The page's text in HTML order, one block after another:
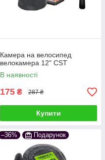
Камера на велосипед
велокамера 12" CST
В наявності
175 ₴ 287 ₴
Купити
–36% Подарунок